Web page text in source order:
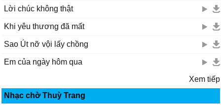
Lời chúc không thật
Khi yêu thương đã mất
Sao Út nỡ vội lấy chồng
Em của ngày hôm qua
Xem tiếp
Nhạc chờ Thuỳ Trang